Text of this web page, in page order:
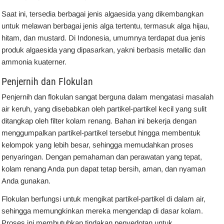
Saat ini, tersedia berbagai jenis algaesida yang dikembangkan
untuk melawan berbagai jenis alga tertentu, termasuk alga hijau,
hitam, dan mustard. Di Indonesia, umumnya terdapat dua jenis
produk algaesida yang dipasarkan, yakni berbasis metallic dan
ammonia kuaterner.
Penjernih dan Flokulan
Penjernih dan flokulan sangat berguna dalam mengatasi masalah
air keruh, yang disebabkan oleh partikel-partikel kecil yang sulit
ditangkap oleh filter kolam renang. Bahan ini bekerja dengan
menggumpalkan partikel-partikel tersebut hingga membentuk
kelompok yang lebih besar, sehingga memudahkan proses
penyaringan. Dengan pemahaman dan perawatan yang tepat,
kolam renang Anda pun dapat tetap bersih, aman, dan nyaman
Anda gunakan.
Flokulan berfungsi untuk mengikat partikel-partikel di dalam air,
sehingga memungkinkan mereka mengendap di dasar kolam.